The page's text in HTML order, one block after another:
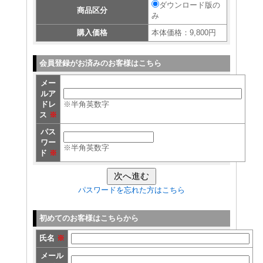
商品区分
ダウンロード版の
み
購入価格
本体価格：9,800円
会員登録がお済みのお客様はこちら
メー
ルア
ドレ
ス ※
※半角英数字
パス
ワー
ド ※
※半角英数字
パスワードを忘れた方はこちら
初めてのお客様はこちらから
氏名 ※
メール